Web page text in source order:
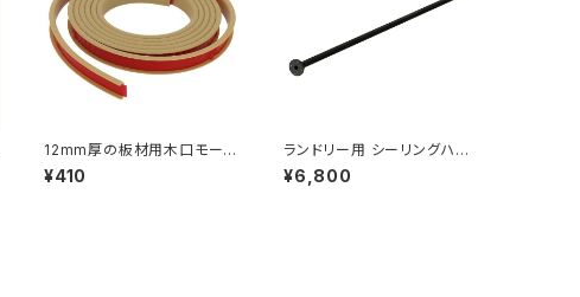
12mm厚の板材用木口モー
ル ナチュラルブラウン（557-
223）
¥410
ランドリー用 シーリングハン
ガーパイプ Ｉ型1510 ブラック
¥6,800